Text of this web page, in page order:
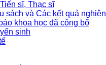
sĩ, Thạc sĩ
sách và Các kết quả
khoa học đã công bố
sinh